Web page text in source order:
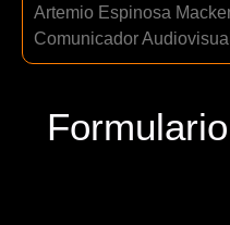
Artemio Espinosa
Comunicador